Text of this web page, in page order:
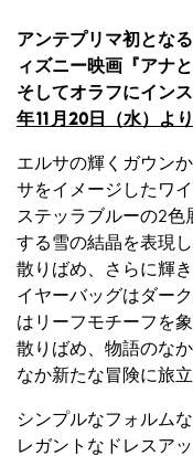
アンテプリマ初とな
ィズニー映画『アナ
そしてオラフにイン
年11月20日（水）よ
エルサの輝くガウン
サをイメージしたワ
ステッラブルーの2
する雪の結晶を表現
散りばめ、さらに輝
イヤーバッグはダー
はリーフモチーフを
散りばめ、物語のな
なか新たな冒険に旅
シンプルなフォルム
レガントなドレスア